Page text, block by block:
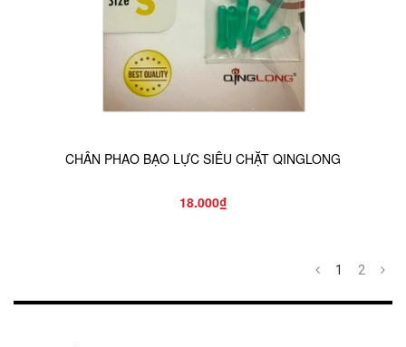
CHÂN PHAO BẠO LỰC SIÊU CHẶT QINGLONG
18.000₫
1 2